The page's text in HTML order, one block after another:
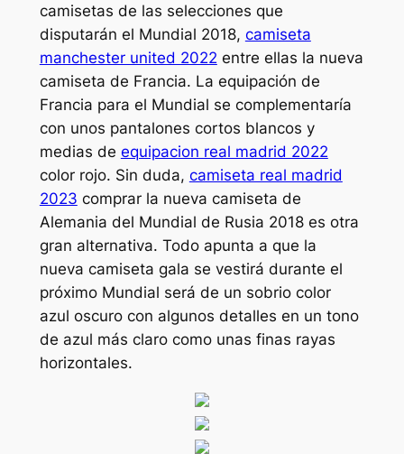
camisetas de las selecciones que
disputarán el Mundial 2018, camiseta
manchester united 2022 entre ellas la nueva
camiseta de Francia. La equipación de
Francia para el Mundial se complementaría
con unos pantalones cortos blancos y
medias de equipacion real madrid 2022
color rojo. Sin duda, camiseta real madrid
2023 comprar la nueva camiseta de
Alemania del Mundial de Rusia 2018 es otra
gran alternativa. Todo apunta a que la
nueva camiseta gala se vestirá durante el
próximo Mundial será de un sobrio color
azul oscuro con algunos detalles en un tono
de azul más claro como unas finas rayas
horizontales.